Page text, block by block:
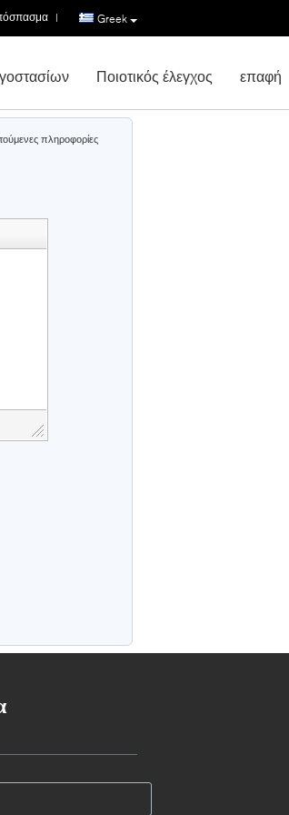
Greek
|
Ποιοτικός έλεγχος επαφή
πληροφορίες